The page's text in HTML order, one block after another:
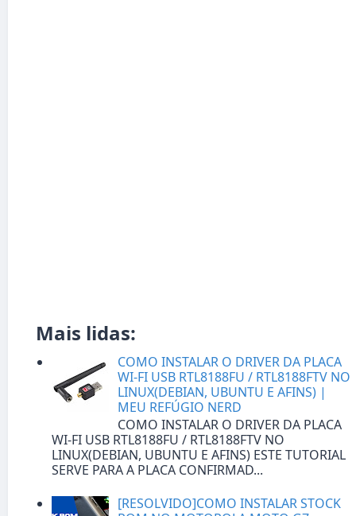
Mais lidas:
COMO INSTALAR O DRIVER DA PLACA
WI-FI USB RTL8188FU / RTL8188FTV NO
LINUX(DEBIAN, UBUNTU E AFINS) |
MEU REFÚGIO NERD
COMO INSTALAR O DRIVER DA PLACA
WI-FI USB RTL8188FU / RTL8188FTV NO
LINUX(DEBIAN, UBUNTU E AFINS) ESTE TUTORIAL
SERVE PARA A PLACA CONFIRMAD...
[RESOLVIDO]COMO INSTALAR STOCK